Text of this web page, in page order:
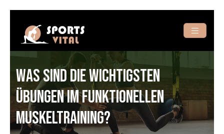
WAS SIND DIE WICHTIGSTEN
ÜBUNGEN IM FUNKTIONELLEN
MUSKELTRAINING?